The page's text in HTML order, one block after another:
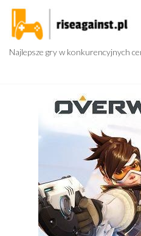
Przejdź
treści
Najlepsze gry w konkurencyjnych